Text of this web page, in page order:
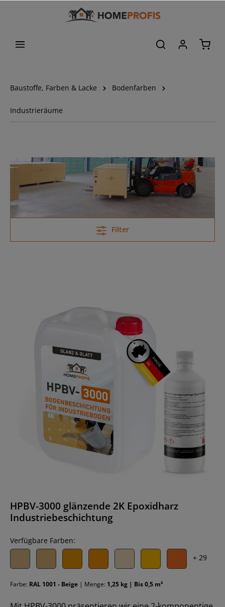
Baustoffe, Farben & Lacke Bodenfarben
Industrieräume
Filter
HPBV-3000 glänzende 2K Epoxidharz
Industriebeschichtung
Verfügbare Farben:
+ 29
Farbe: RAL 1001 - Beige | Menge: 1,25 kg | Bis 0,5 m²